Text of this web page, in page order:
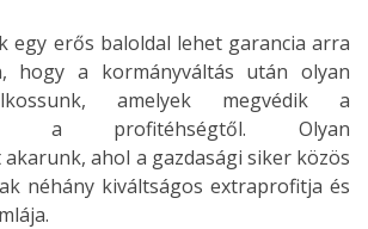
egy erős baloldal lehet garancia arra
hogy a kormányváltás után olyan
amelyek megvédik a
a profitéhségtől. Olyan
ahol a gazdasági siker közös
néhány kiváltságos extraprofitja és